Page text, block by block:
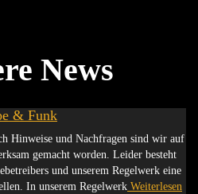
& Funk
Hinweise und Nachfragen sind wir auf
gemacht worden. Leider besteht
und unserem Regelwerk eine
In unserem Regelwerk Weiterlesen